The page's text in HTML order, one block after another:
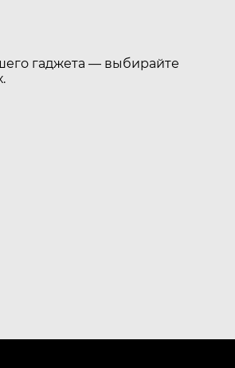
гаджета — выбирайте